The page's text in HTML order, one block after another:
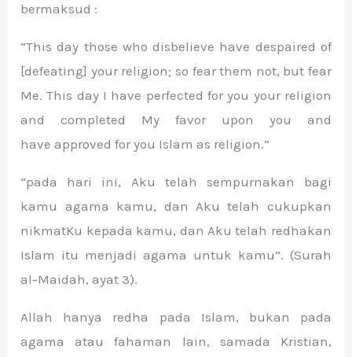
bermaksud :
“This day those who disbelieve have despaired of
[defeating] your religion; so fear them not, but fear
Me. This day I have perfected for you your religion
and completed My favor upon you and
have approved for you Islam as religion.”
“pada hari ini, Aku telah sempurnakan bagi
kamu agama kamu, dan Aku telah cukupkan
nikmatKu kepada kamu, dan Aku telah redhakan
Islam itu menjadi agama untuk kamu”. (Surah
al-Maidah, ayat 3).
Allah hanya redha pada Islam, bukan pada
agama atau fahaman lain, samada Kristian,